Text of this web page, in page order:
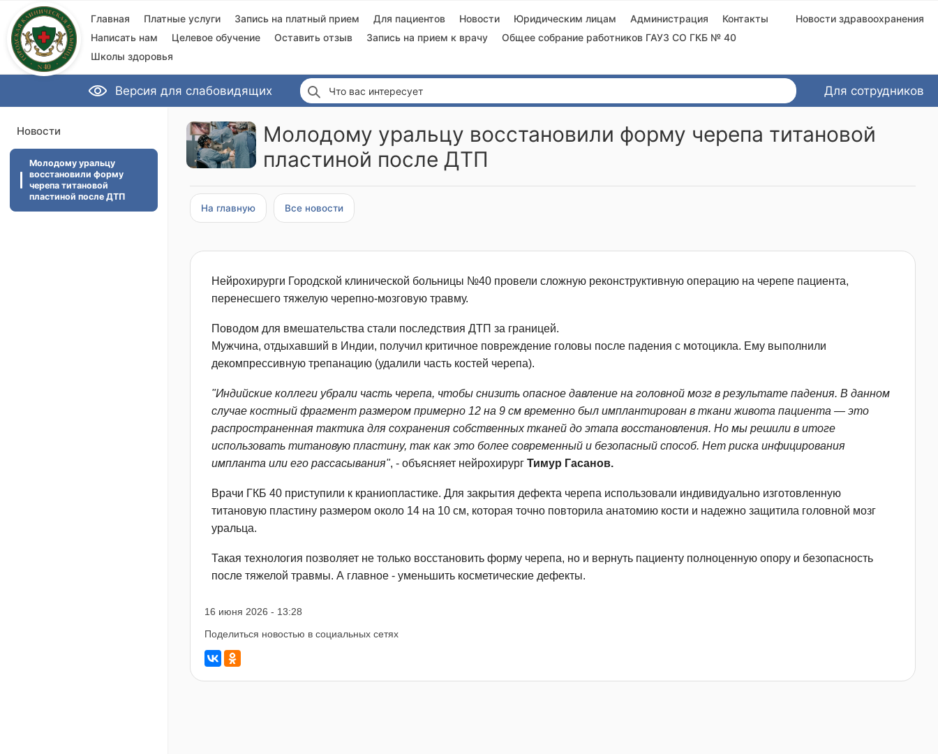
Главная Платные услуги Запись на платный прием Для пациентов Новости Юридическим лицам Администрация
Контакты
Написать нам
Целевое обучение Оставить отзыв Запись на прием к врачу
Общее собрание работников ГАУЗ СО ГКБ № 40
Школы здоровья
Новости здравоохранения
Версия для слабовидящих Что вас интересует Для сотрудников
Новости
Молодому уральцу
восстановили форму
черепа титановой
пластиной после ДТП
Молодому уральцу восстановили форму черепа титановой
пластиной после ДТП
На главную Все новости
Нейрохирурги Городской клинической больницы №40 провели сложную реконструктивную операцию на черепе пациента,
перенесшего тяжелую черепно-мозговую травму.
Поводом для вмешательства стали последствия ДТП за границей.
Мужчина, отдыхавший в Индии, получил критичное повреждение головы после падения с мотоцикла. Ему выполнили
декомпрессивную трепанацию (удалили часть костей черепа).
"Индийские коллеги убрали часть черепа, чтобы снизить опасное давление на головной мозг в результате падения. В данном
случае костный фрагмент размером примерно 12 на 9 см временно был имплантирован в ткани живота пациента — это
распространенная тактика для сохранения собственных тканей до этапа восстановления. Но мы решили в итоге
использовать титановую пластину, так как это более современный и безопасный способ. Нет риска инфицирования
импланта или его рассасывания", - объясняет нейрохирург Тимур Гасанов.
Врачи ГКБ 40 приступили к краниопластике. Для закрытия дефекта черепа использовали индивидуально изготовленную
титановую пластину размером около 14 на 10 см, которая точно повторила анатомию кости и надежно защитила головной мозг
уральца.
Такая технология позволяет не только восстановить форму черепа, но и вернуть пациенту полноценную опору и безопасность
после тяжелой травмы. А главное - уменьшить косметические дефекты.
16 июня 2026 - 13:28
Поделиться новостью в социальных сетях